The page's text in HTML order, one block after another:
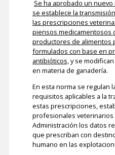
Se ha aprobado un
se establece la
las prescripciones
piensos medicamentosos
productores de alimentos
formulados con base en
antibióticos,y se
en materia de ganadería.
En esta norma se regulan
requisitos aplicables a la
estas prescripciones,
profesionales
Administración los datos
que prescriban con
humano en las